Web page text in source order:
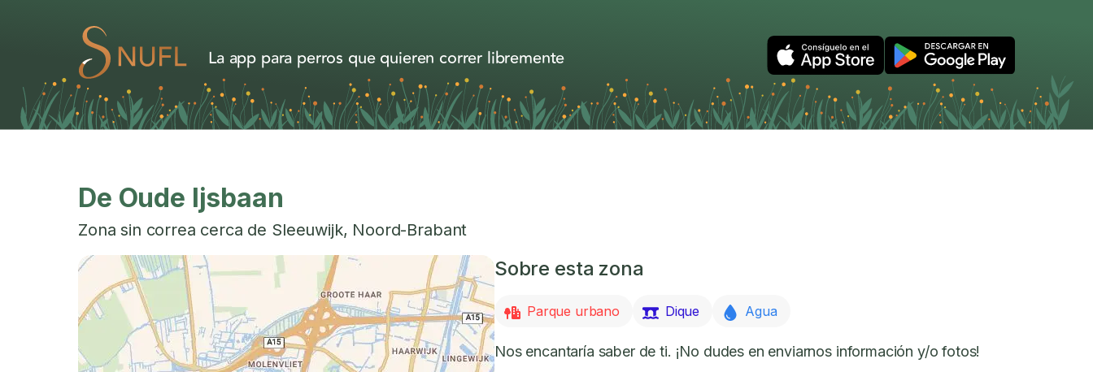
La app para perros que quieren correr libremente
De Oude Ijsbaan
Zona sin correa cerca de Sleeuwijk, Noord-Brabant
Sobre esta zona
Parque urbano Dique Agua
Nos encantaría saber de ti. ¡No dudes en enviarnos información y/o fotos!